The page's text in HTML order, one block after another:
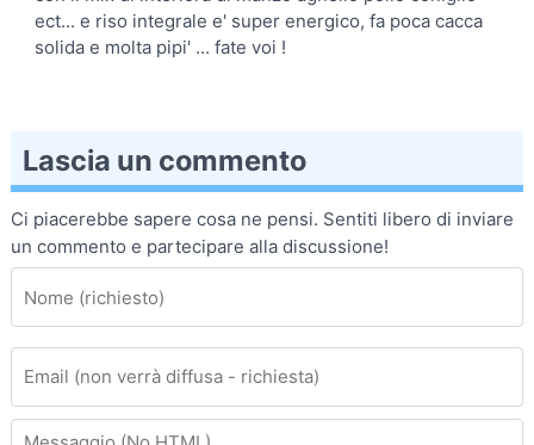
ect... e riso integrale e' super energico, fa poca cacca
solida e molta pipi' ... fate voi !
Lascia un commento
Ci piacerebbe sapere cosa ne pensi. Sentiti libero di inviare
un commento e partecipare alla discussione!